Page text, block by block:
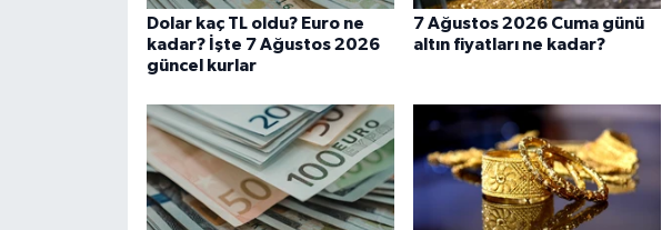
Dolar kaç TL oldu? Euro ne
kadar? İşte 7 Ağustos 2026
güncel kurlar
7 Ağustos 2026 Cuma günü
altın fiyatları ne kadar?